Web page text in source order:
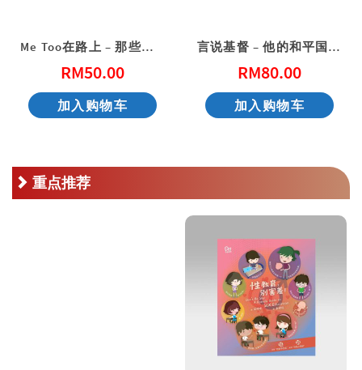
Me Too在路上 – 那些在教会推动性骚扰防治的人们
RM50.00
加入购物车
言说基督 – 他的和平国度(甲年，2022~2023)
RM80.00
加入购物车
重点推荐